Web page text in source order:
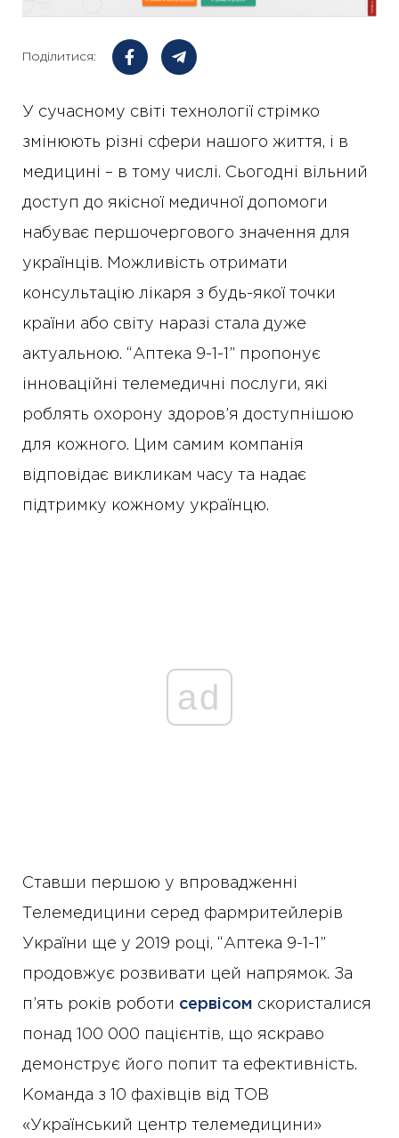
Поділитися:
У сучасному світі технології стрімко
змінюють різні сфери нашого життя, і в
медицині – в тому числі. Сьогодні вільний
доступ до якісної медичної допомоги
набуває першочергового значення для
українців. Можливість отримати
консультацію лікаря з будь-якої точки
країни або світу наразі стала дуже
актуальною. “Аптека 9-1-1” пропонує
інноваційні телемедичні послуги, які
роблять охорону здоров’я доступнішою
для кожного. Цим самим компанія
відповідає викликам часу та надає
підтримку кожному українцю.
ad
Ставши першою у впровадженні
Телемедицини серед фармритейлерів
України ще у 2019 році, “Аптека 9-1-1”
продовжує розвивати цей напрямок. За
п’ять років роботи сервісом скористалися
понад 100 000 пацієнтів, що яскраво
демонструє його попит та ефективність.
Команда з 10 фахівців від ТОВ
«Український центр телемедицини»